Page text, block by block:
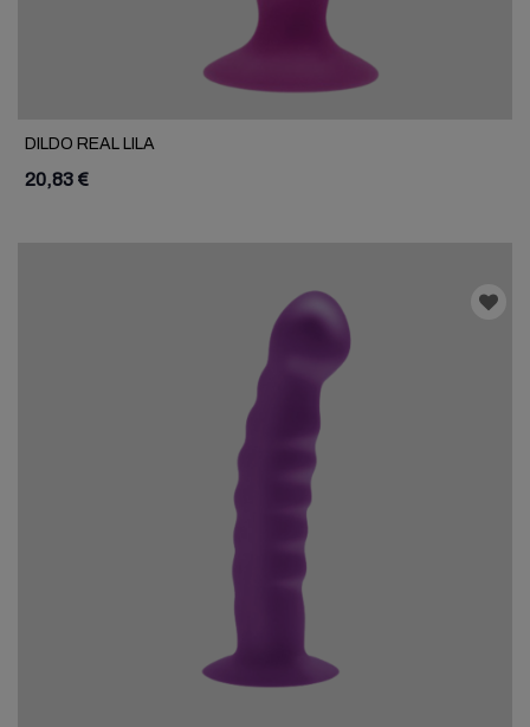
DILDO REAL LILA
20,83 €